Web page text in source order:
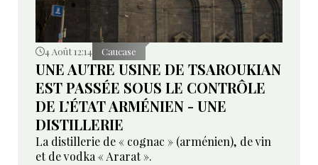
4 Août 12:14 Caucase
UNE AUTRE USINE DE TSAROUKIAN
EST PASSÉE SOUS LE CONTRÔLE
DE L’ÉTAT ARMÉNIEN - UNE
DISTILLERIE
La distillerie de « cognac » (arménien), de vin
et de vodka « Ararat ».